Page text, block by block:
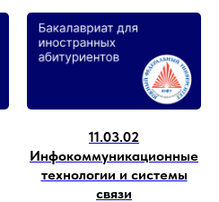
11.03.02
Инфокоммуникационные
технологии и системы
связи